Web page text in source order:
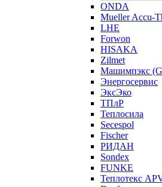
ONDA
Mueller Accu-
LHE
Forwon
HISAKA
Zilmet
Машимпэкс
Энергосервис
ЭксЭко
ТПлР
Теплосила
Secespol
Fischer
РИДАН
Sondex
FUNKE
Теплотекс